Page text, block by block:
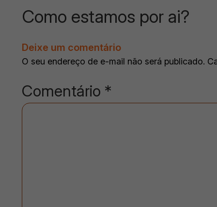
Como estamos por ai?
Deixe um comentário
O seu endereço de e-mail não será publicado.
Comentário *